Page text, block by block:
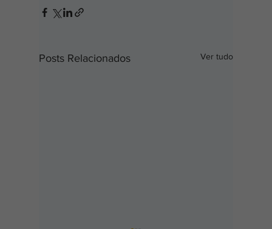
Posts Relacionados Ver tudo